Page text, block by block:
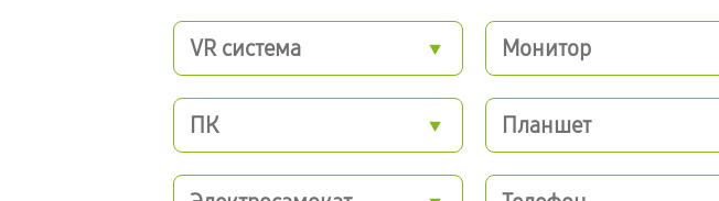
VR система Монитор
ПК Планшет